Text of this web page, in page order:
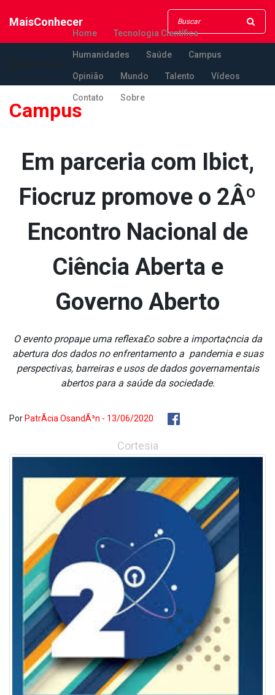
MaisConhecer
Home Tecnologia Científica
Humanidades Saúde Campus
Opinião Mundo Talento Vídeos
Contato Sobre
Campus
Em parceria com Ibict,
Fiocruz promove o 2Âº
Encontro Nacional de
Ciência Aberta e
Governo Aberto
O evento propaµe uma reflexa£o sobre a importa¢ncia da
abertura dos dados no enfrentamento a pandemia e suas
perspectivas, barreiras e usos de dados governamentais
abertos para a saúde da sociedade.
Por PatrÃ­cia OsandÃ³n - 13/06/2020
Cortesia